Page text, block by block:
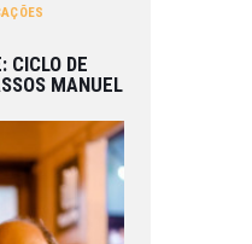
CICLO DE
MANUEL